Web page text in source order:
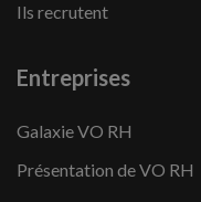
Ils recrutent
Entreprises
Galaxie VO RH
Présentation de VO RH